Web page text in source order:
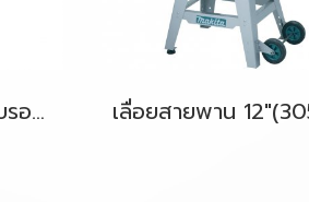
เลื่อยจิ๊กซอว์ไฟฟ้า ปรับรอบได้ MAKITA 4327 450W B-TYPE